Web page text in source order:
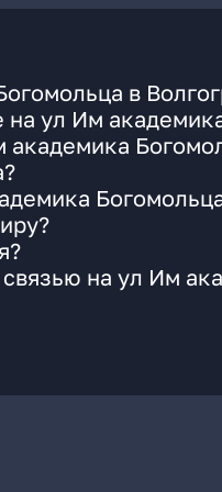
в
ул Им
на ул Им